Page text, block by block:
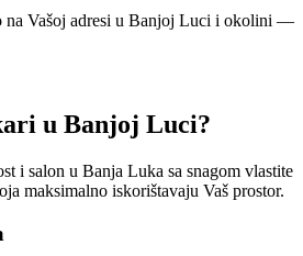
na Vašoj adresi u Banjoj Luci i okolini —
u Banjoj Luci?
i salon u Banja Luka sa snagom vlastite
maksimalno iskorištavaju Vaš prostor.